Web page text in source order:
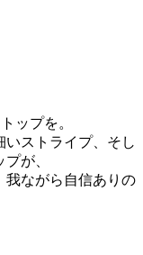
ップを。
いストライプ、そし
が、
我ながら自信ありの